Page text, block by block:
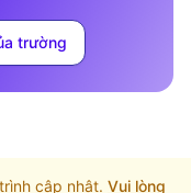
trường
cập nhật. Vui lòng